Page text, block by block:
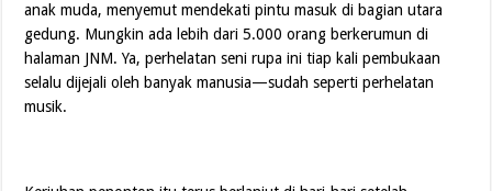
anak muda, menyemut mendekati pintu masuk di bagian utara
gedung. Mungkin ada lebih dari 5.000 orang berkerumun di
halaman JNM. Ya, perhelatan seni rupa ini tiap kali pembukaan
selalu dijejali oleh banyak manusia—sudah seperti perhelatan
musik.